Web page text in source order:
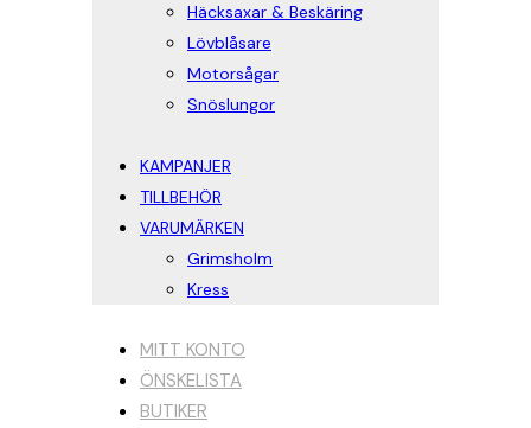
Häcksaxar & Beskäring
Lövblåsare
Motorsågar
Snöslungor
KAMPANJER
TILLBEHÖR
VARUMÄRKEN
Grimsholm
Kress
MITT KONTO
ÖNSKELISTA
BUTIKER